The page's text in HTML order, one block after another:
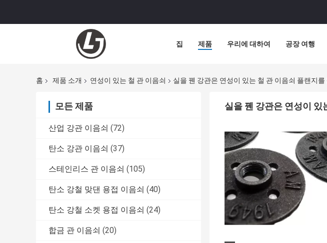
집 제품 우리에 대하여 공장 여행
홈 제품 소개 연성이 있는 철 관 이음쇠 실을 꿴 강관은 연성이 있는 철 관 이음쇠 플랜지
모든 제품
산업 강관 이음쇠 (72)
탄소 강관 이음쇠 (37)
스테인리스 관 이음쇠 (105)
탄소 강철 맞댄 용접 이음쇠 (40)
탄소 강철 소켓 용접 이음쇠 (24)
합금 관 이음쇠 (20)
실을 꿴 강관은 연성이